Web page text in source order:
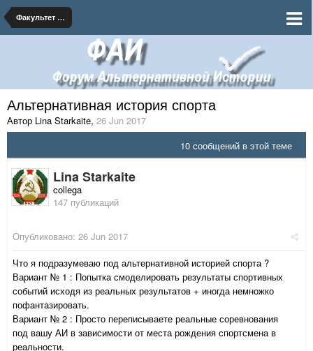
Факультет альтернативных наук
Альтернативная история спорта
Автор Lina Starkaite, 26 Jun 2017
10 сообщений в этой теме
Lina Starkaite
collega
147 публикаций
Опубликовано: 26 Jun 2017
Что я подразумеваю под альтернативной историей спорта ?
Вариант № 1 : Попытка смоделировать результаты спортивных
событий исходя из реальных результатов + иногда немножко
пофантазировать.
Вариант № 2 : Просто переписываете реальные соревнования
под вашу АИ в зависимости от места рождения спортсмена в
реальности.